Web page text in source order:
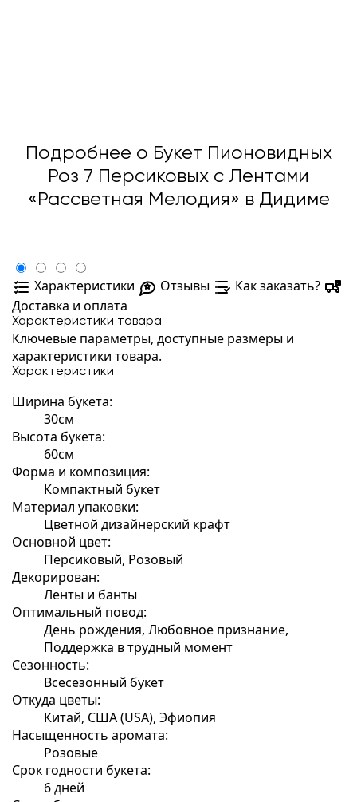
Подробнее о Букет Пионовидных
Роз 7 Персиковых с Лентами
«Рассветная Мелодия» в Дидиме
Характеристики Отзывы
Как заказать?
Доставка и оплата
Характеристики товара
Ключевые параметры, доступные размеры и
характеристики товара.
Характеристики
Ширина букета:
30см
Высота букета:
60см
Форма и композиция:
Компактный букет
Материал упаковки:
Цветной дизайнерский крафт
Основной цвет:
Персиковый, Розовый
Декорирован:
Ленты и банты
Оптимальный повод:
День рождения, Любовное признание,
Поддержка в трудный момент
Сезонность:
Всесезонный букет
Откуда цветы:
Китай, США (USA), Эфиопия
Насыщенность аромата:
Розовые
Срок годности букета:
6 дней